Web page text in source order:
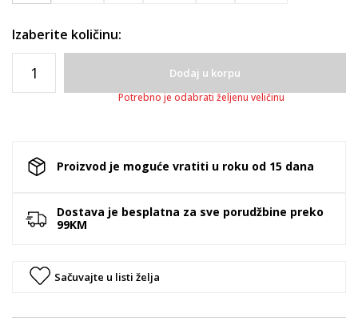
Izaberite količinu:
Dodaj u korpu
Potrebno je odabrati željenu veličinu
Proizvod je moguće vratiti u roku od 15 dana
Dostava je besplatna za sve porudžbine preko
99KM
Sačuvajte u listi želja